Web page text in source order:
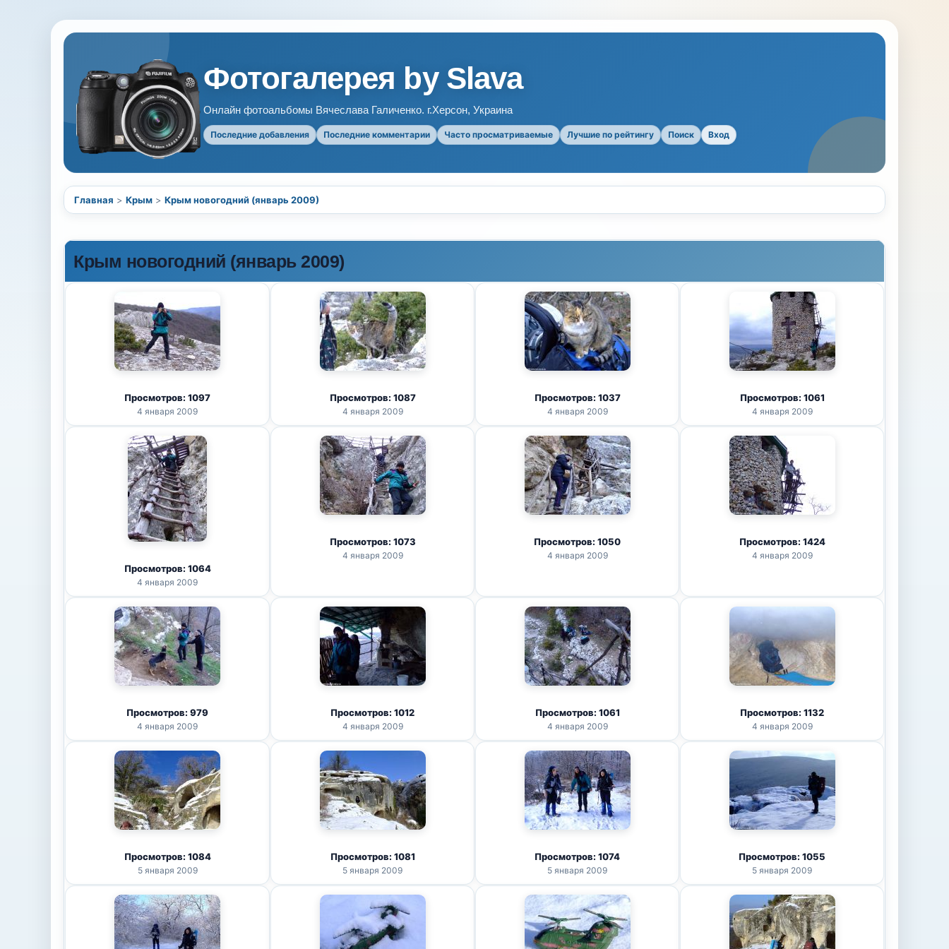
Фотогалерея by Slava
Онлайн фотоальбомы Вячеслава Галиченко. г.Херсон, Украина
Последние добавления Последние комментарии Часто просматриваемые Лучшие по рейтингу Поиск Вход
Главная > Крым > Крым новогодний (январь 2009)
Крым новогодний (январь 2009)
Просмотров: 1097
4 января 2009
Просмотров: 1087
4 января 2009
Просмотров: 1037
4 января 2009
Просмотров: 1061
4 января 2009
Просмотров: 1064
4 января 2009
Просмотров: 1073
4 января 2009
Просмотров: 1050
4 января 2009
Просмотров: 1424
4 января 2009
Просмотров: 979
4 января 2009
Просмотров: 1012
4 января 2009
Просмотров: 1061
4 января 2009
Просмотров: 1132
4 января 2009
Просмотров: 1084
5 января 2009
Просмотров: 1081
5 января 2009
Просмотров: 1074
5 января 2009
Просмотров: 1055
5 января 2009